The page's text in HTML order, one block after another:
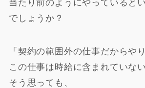
占い鑑定士プロフィール
当たり前のようにやっていると
でしょうか？
「契約の範囲外の仕事だからや
この仕事は時給に含まれていな
そう思っても、